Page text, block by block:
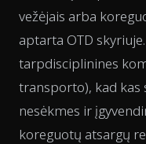
vežėjais arba
aptarta OTD
tarpdisciplinines
transporto), kad kas
nesėkmes ir
koreguotų atsargų